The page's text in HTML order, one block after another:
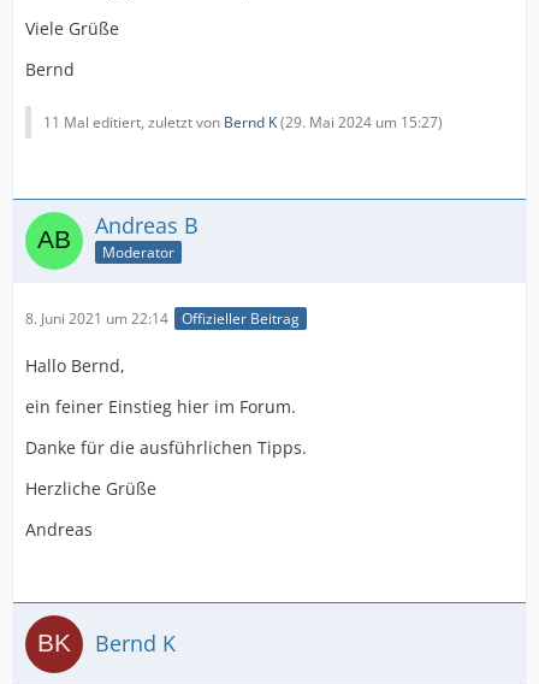
Viele Grüße
Bernd
11 Mal editiert, zuletzt von Bernd K(29. Mai 2024 um 15:27)
Andreas B
Moderator
8. Juni 2021 um 22:14 Offizieller Beitrag
Hallo Bernd,
ein feiner Einstieg hier im Forum.
Danke für die ausführlichen Tipps.
Herzliche Grüße
Andreas
Bernd K